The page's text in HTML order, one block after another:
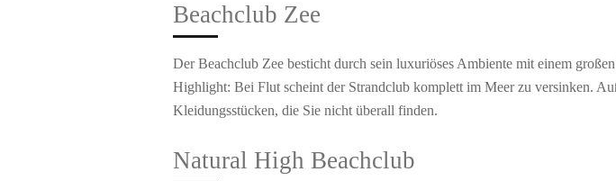
Beachclub Zee
Der Beachclub Zee besticht durch sein luxuriöses Ambiente mit einem
Highlight: Bei Flut scheint der Strandclub komplett im Meer zu versinken.
Kleidungsstücken, die Sie nicht überall finden.
Natural High Beachclub